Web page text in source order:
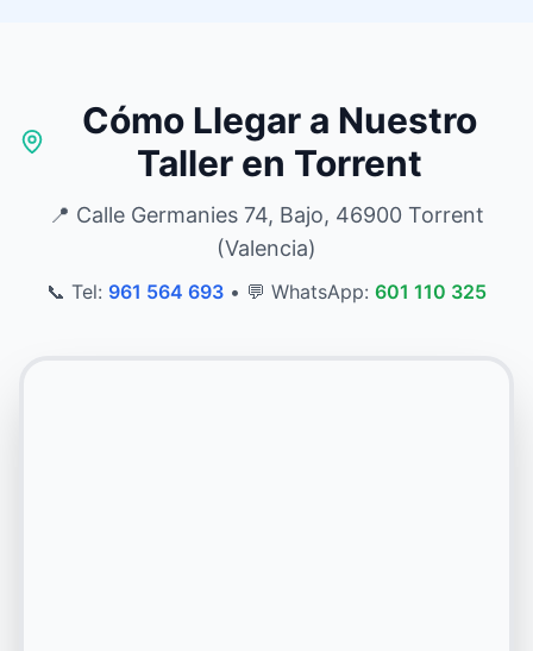
Cómo Llegar a Nuestro
Taller en Torrent
📍 Calle Germanies 74, Bajo, 46900 Torrent
(Valencia)
📞 Tel: 961 564 693 • 💬 WhatsApp: 601 110 325